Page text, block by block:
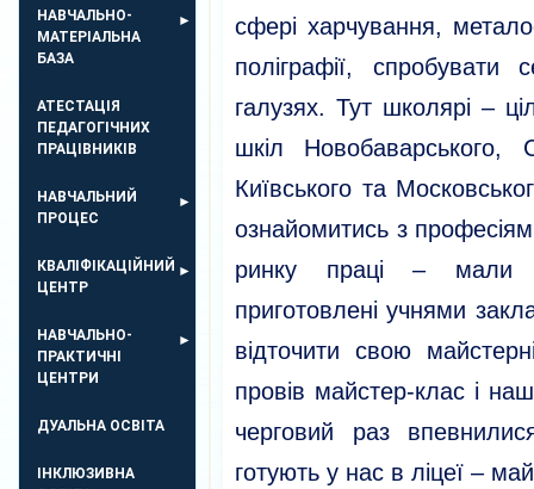
НАВЧАЛЬНО-
МАТЕРІАЛЬНА
БАЗА
АТЕСТАЦІЯ
ПЕДАГОГІЧНИХ
ПРАЦІВНИКІВ
НАВЧАЛЬНИЙ
ПРОЦЕС
КВАЛІФІКАЦІЙНИЙ
ЦЕНТР
НАВЧАЛЬНО-
ПРАКТИЧНІ
ЦЕНТРИ
ДУАЛЬНА ОСВІТА
ІНКЛЮЗИВНА
сфері харчування,
поліграфії,
галузях. Тут школярі –
шкіл Новобаварського,
Київського та
ознайомитись з
ринку праці – мали
приготовлені учнями
відточити свою
провів майстер-клас і
черговий раз
готують у нас в ліцеї –